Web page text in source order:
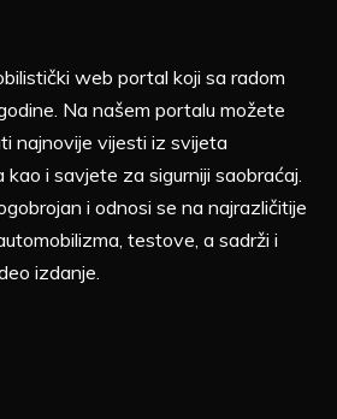
web portal koji sa radom
Na našem portalu možete
najnovije vijesti iz svijeta
i savjete za sigurniji saobraćaj.
i odnosi se na najrazličitije
testove, a sadrži i
izdanje.